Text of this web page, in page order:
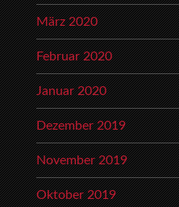
März 2020
Februar 2020
Januar 2020
Dezember 2019
November 2019
Oktober 2019